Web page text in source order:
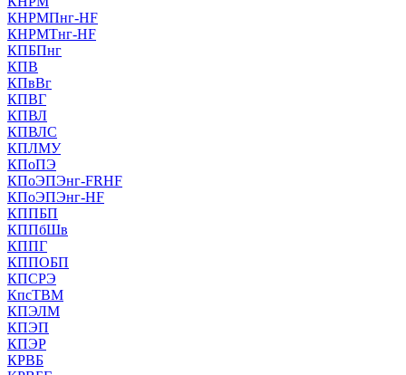
КНРМПнг-HF
КНРМТнг-HF
КПБПнг
КПВ
КПвВг
КПВГ
КПВЛ
КПВЛС
КПЛМУ
КПоПЭ
КПоЭПЭнг-FRHF
КПоЭПЭнг-HF
КППБП
КППбШв
КППГ
КППОБП
КПСРЭ
КпсТВМ
КПЭЛМ
КПЭП
КПЭР
КРВБ